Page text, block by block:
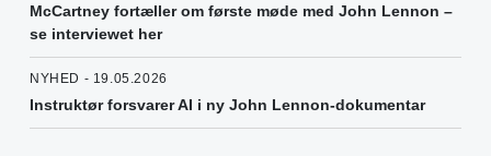
McCartney fortæller om første møde med John Lennon –
se interviewet her
NYHED - 19.05.2026
Instruktør forsvarer AI i ny John Lennon-dokumentar